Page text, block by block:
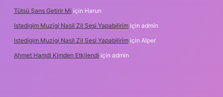
Tütsü Şans Getirir Mi için Harun
Istedigim Muzigi Nasil Zil Sesi Yapabilirim için admin
Istedigim Muzigi Nasil Zil Sesi Yapabilirim için Alper
Ahmet Hamdi Kimden Etkilendi için admin